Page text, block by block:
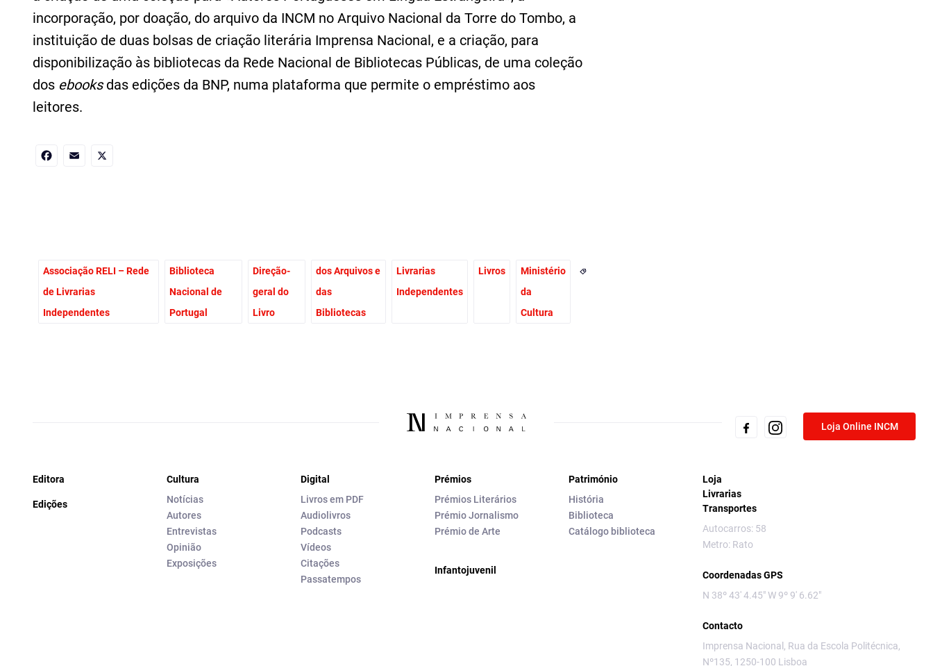
incorporação, por doação, do arquivo da INCM no Arquivo Nacional da Torre do Tombo, a
instituição de duas bolsas de criação literária Imprensa Nacional, e a criação, para
disponibilização às bibliotecas da Rede Nacional de Bibliotecas Públicas, de uma coleção
dos ebooksdas edições da BNP, numa plataforma que permite o empréstimo aos
leitores.
Associação RELI – Rede
de Livrarias
Independentes
Biblioteca
Nacional de
Portugal
Direção-
geral do
Livro
dos Arquivos e
das
Bibliotecas
Livrarias
Independentes
Livros
Ministério
da
Cultura
Loja Online INCM
Editora
Edições
Cultura
Notícias
Autores
Entrevistas
Opinião
Exposições
Digital
Livros em PDF
Audiolivros
Podcasts
Vídeos
Citações
Passatempos
Prémios
Prémios Literários
Prémio Jornalismo
Prémio de Arte
Infantojuvenil
Património
História
Biblioteca
Catálogo biblioteca
Loja
Livrarias
Transportes
Autocarros: 58
Metro: Rato
Coordenadas GPS
N 38º 43' 4.45" W 9º 9' 6.62"
Contacto
Imprensa Nacional, Rua da Escola Politécnica,
Nº135, 1250-100 Lisboa